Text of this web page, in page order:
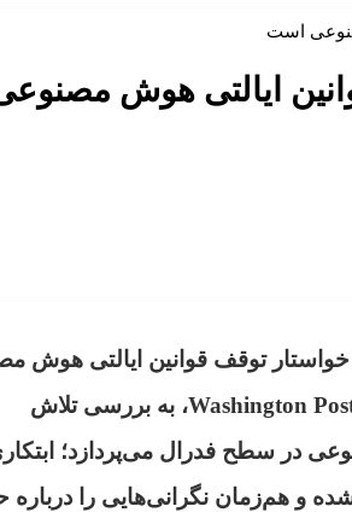
است
ایالتی هوش
توقف قوانین ایالتی هوش
است» نوشته‌ی کریستوفر دانگ (Christopher Dong) و منتشرشده در Washington Post، به بررسی تلاش
در سطح فدرال می‌پردازد؛
و هم‌زمان نگرانی‌هایی را